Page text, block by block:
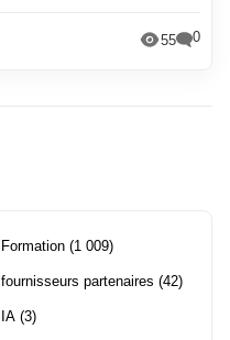
55 0
Formation (1 009)
fournisseurs partenaires (42)
IA (3)